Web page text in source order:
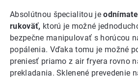
Absolútnou špecialitou je
rukoväť, ktorú je možné
bezpečne manipulovať s horúcou
popálenia. Vďaka tomu je možné
preniesť priamo z air fryera rovno
prekladania. Sklenené prevedenie